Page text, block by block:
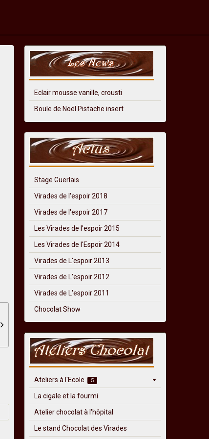
Eclair mousse vanille, crousti
Boule de Noël Pistache insert
Stage Guerlais
Virades de l'espoir 2018
Virades de l'espoir 2017
Les Virades de l'espoir 2015
Les Virades de l'Espoir 2014
Virades de L'espoir 2013
Virades de L'espoir 2012
Virades de L'espoir 2011
Chocolat Show
Ateliers à l'Ecole 5
La cigale et la fourmi
Atelier chocolat à l'hôpital
Le stand Chocolat des Virades